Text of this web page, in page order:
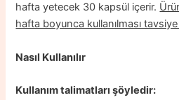
hafta yetecek 30 kapsül içerir.
hafta boyunca kullanılması tavsiye
Nasıl Kullanılır
Kullanım talimatları şöyledir: